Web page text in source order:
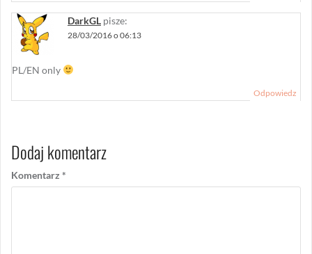
DarkGL pisze:
28/03/2016 o 06:13
PL/EN only
Odpowiedz
Dodaj komentarz
Komentarz *